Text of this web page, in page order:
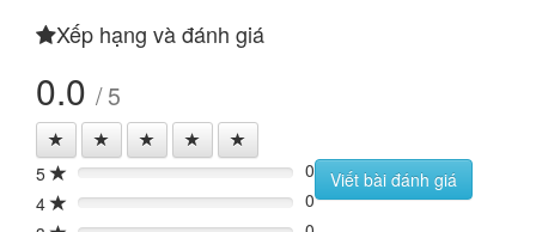
Xếp hạng và đánh giá
0.0 / 5
5 0%
0
4
0%
0
Viết bài đánh giá